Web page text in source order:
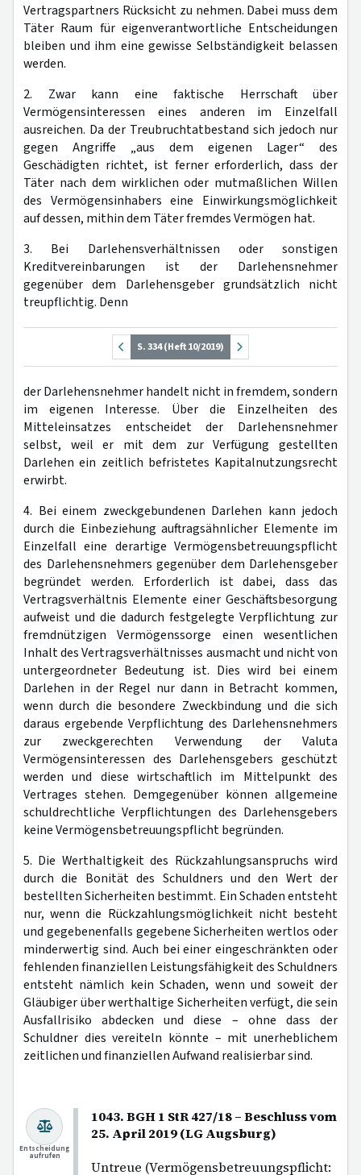
Vertragspartners Rücksicht zu nehmen. Dabei muss dem
Täter Raum für eigenverantwortliche Entscheidungen
bleiben und ihm eine gewisse Selbständigkeit belassen
werden.
2. Zwar kann eine faktische Herrschaft über
Vermögensinteressen eines anderen im Einzelfall
ausreichen. Da der Treubruchtatbestand sich jedoch nur
gegen Angriffe „aus dem eigenen Lager“ des
Geschädigten richtet, ist ferner erforderlich, dass der
Täter nach dem wirklichen oder mutmaßlichen Willen
des Vermögensinhabers eine Einwirkungsmöglichkeit
auf dessen, mithin dem Täter fremdes Vermögen hat.
3. Bei Darlehensverhältnissen oder sonstigen
Kreditvereinbarungen ist der Darlehensnehmer
gegenüber dem Darlehensgeber grundsätzlich nicht
treupflichtig. Denn
S. 334 (Heft 10/2019)
der Darlehensnehmer handelt nicht in fremdem, sondern
im eigenen Interesse. Über die Einzelheiten des
Mitteleinsatzes entscheidet der Darlehensnehmer
selbst, weil er mit dem zur Verfügung gestellten
Darlehen ein zeitlich befristetes Kapitalnutzungsrecht
erwirbt.
4. Bei einem zweckgebundenen Darlehen kann jedoch
durch die Einbeziehung auftragsähnlicher Elemente im
Einzelfall eine derartige Vermögensbetreuungspflicht
des Darlehensnehmers gegenüber dem Darlehensgeber
begründet werden. Erforderlich ist dabei, dass das
Vertragsverhältnis Elemente einer Geschäftsbesorgung
aufweist und die dadurch festgelegte Verpflichtung zur
fremdnützigen Vermögenssorge einen wesentlichen
Inhalt des Vertragsverhältnisses ausmacht und nicht von
untergeordneter Bedeutung ist. Dies wird bei einem
Darlehen in der Regel nur dann in Betracht kommen,
wenn durch die besondere Zweckbindung und die sich
daraus ergebende Verpflichtung des Darlehensnehmers
zur zweckgerechten Verwendung der Valuta
Vermögensinteressen des Darlehensgebers geschützt
werden und diese wirtschaftlich im Mittelpunkt des
Vertrages stehen. Demgegenüber können allgemeine
schuldrechtliche Verpflichtungen des Darlehensgebers
keine Vermögensbetreuungspflicht begründen.
5. Die Werthaltigkeit des Rückzahlungsanspruchs wird
durch die Bonität des Schuldners und den Wert der
bestellten Sicherheiten bestimmt. Ein Schaden entsteht
nur, wenn die Rückzahlungsmöglichkeit nicht besteht
und gegebenenfalls gegebene Sicherheiten wertlos oder
minderwertig sind. Auch bei einer eingeschränkten oder
fehlenden finanziellen Leistungsfähigkeit des Schuldners
entsteht nämlich kein Schaden, wenn und soweit der
Gläubiger über werthaltige Sicherheiten verfügt, die sein
Ausfallrisiko abdecken und diese – ohne dass der
Schuldner dies vereiteln könnte – mit unerheblichem
zeitlichen und finanziellen Aufwand realisierbar sind.
1043. BGH 1 StR 427/18 – Beschluss vom
25. April 2019 (LG Augsburg)
Untreue (Vermögensbetreuungspflicht:
Entscheidung
aufrufen